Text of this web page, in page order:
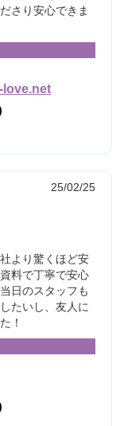
さり安心できま
love.net
25/02/25
より驚くほど安
料で丁寧で安心
日のスタッフも
たいし、友人に
！